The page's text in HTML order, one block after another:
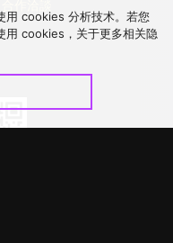
用 cookies 分析技术。若您
用 cookies，关于更多相关隐